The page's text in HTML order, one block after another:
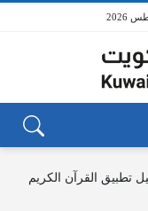
تطبيق القرآن الكريم